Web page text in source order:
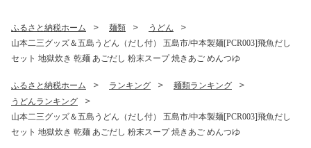
ふるさと納税ホーム 麺類
うどん
山本二三グッズ＆五島うどん（だし付） 五島市/中本製麺[PCR003]飛魚だし
セット 地獄炊き 乾麺 あごだし 粉末スープ 焼きあご めんつゆ
ふるさと納税ホーム ランキング
麺類ランキング
うどんランキング
山本二三グッズ＆五島うどん（だし付） 五島市/中本製麺[PCR003]飛魚だし
セット 地獄炊き 乾麺 あごだし 粉末スープ 焼きあご めんつゆ